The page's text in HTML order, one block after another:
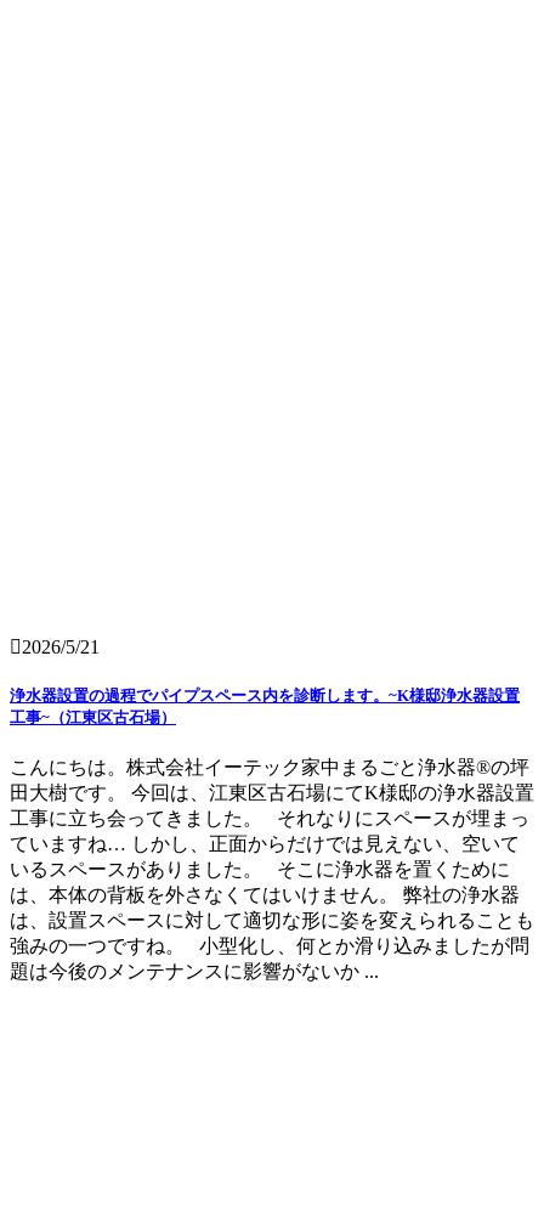
2026/5/21
浄水器設置の過程でパイプスペース内を診断します。~K様邸浄水器設置
工事~（江東区古石場）
こんにちは。株式会社イーテック家中まるごと浄水器®の坪
田大樹です。 今回は、江東区古石場にてK様邸の浄水器設置
工事に立ち会ってきました。 それなりにスペースが埋まっ
ていますね… しかし、正面からだけでは見えない、空いて
いるスペースがありました。 そこに浄水器を置くために
は、本体の背板を外さなくてはいけません。 弊社の浄水器
は、設置スペースに対して適切な形に姿を変えられることも
強みの一つですね。 小型化し、何とか滑り込みましたが問
題は今後のメンテナンスに影響がないか ...